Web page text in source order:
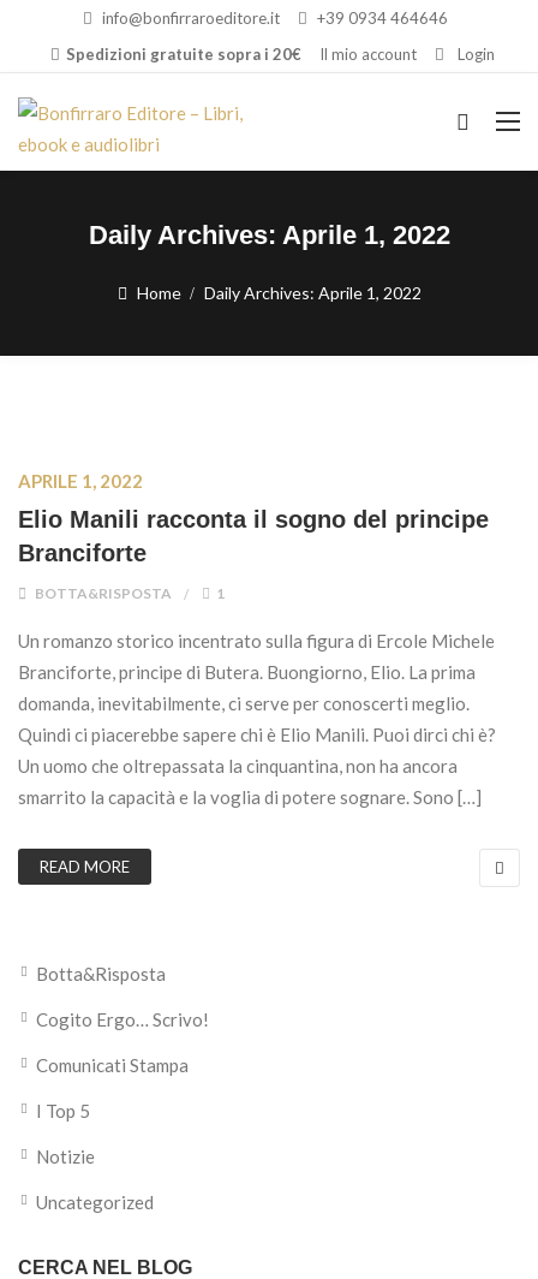
info@bonfirraroeditore.it
+39 0934 464646
Spedizioni gratuite sopra i 20€
Il mio account Login
Daily Archives: Aprile 1, 2022
Home Daily Archives: Aprile 1, 2022
APRILE 1, 2022
Elio Manili racconta il sogno del principe
Branciforte
BOTTA&RISPOSTA 1
Un romanzo storico incentrato sulla figura di Ercole Michele
Branciforte, principe di Butera. Buongiorno, Elio. La prima
domanda, inevitabilmente, ci serve per conoscerti meglio.
Quindi ci piacerebbe sapere chi è Elio Manili. Puoi dirci chi è?
Un uomo che oltrepassata la cinquantina, non ha ancora
smarrito la capacità e la voglia di potere sognare. Sono […]
READ MORE
Botta&Risposta
Cogito Ergo… Scrivo!
Comunicati Stampa
I Top 5
Notizie
Uncategorized
CERCA NEL BLOG